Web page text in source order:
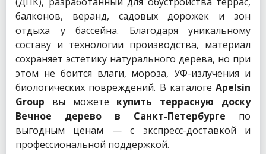
балконов, веранд, садовых дорожек и зон
отдыха у бассейна. Благодаря уникальному
составу и технологии производства, материал
сохраняет эстетику натурального дерева, но при
этом не боится влаги, мороза, УФ-излучения и
биологических повреждений. В каталоге Apelsin
Group вы можете купить террасную доску
Вечное дерево в Санкт-Петербурге по
выгодным ценам — с экспресс-доставкой и
профессиональной поддержкой.